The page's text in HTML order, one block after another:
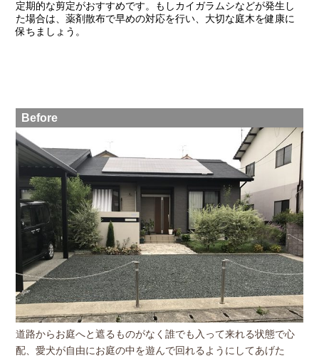
定期的な剪定がおすすめです。もしカイガラムシなどが発生し
た場合は、薬剤散布で早めの対応を行い、大切な庭木を健康に
保ちましょう。
Before
道路からお庭へと遮るものがなく誰でも入って来れる状態で心
配、愛犬が自由にお庭の中を遊んで回れるようにしてあげた